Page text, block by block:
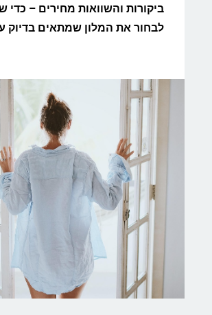
ביקורות והשוואות מחירים – כדי
לבחור את המלון שמתאים בדיוק